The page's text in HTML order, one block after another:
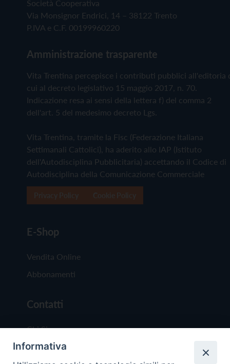
Società Cooperativa
Via Monsignor Endrici, 14 – 38122 Trento
P.IVA e C.F. 00199960220
Amministrazione trasparente
Vita Trentina percepisce i contributi pubblici all'editoria
cui al decreto legislativo 15 maggio 2017, n. 70.
Indicazione resa ai sensi della lettera f) del comma 2
dell'art. 5 del medesimo decreto Lgs.
Vita Trentina, tramite la Fisc (Federazione Italiana
Settimanali Cattolici), ha aderito allo IAP (Istituto
dell'Autodisciplina Pubblicitaria) accettando il Codice di
Autodisciplina della Comunicazione Commerciale
E-Shop
Vendita Online
Abbonamenti
Contatti
Chi Siamo
Redazione
Informativa